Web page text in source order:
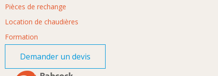
Pièces de rechange
Location de chaudières
Formation
Demander un devis